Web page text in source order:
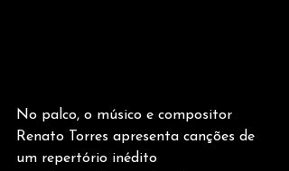
No palco, o músico e compositor
Renato Torres apresenta canções de
um repertório inédito